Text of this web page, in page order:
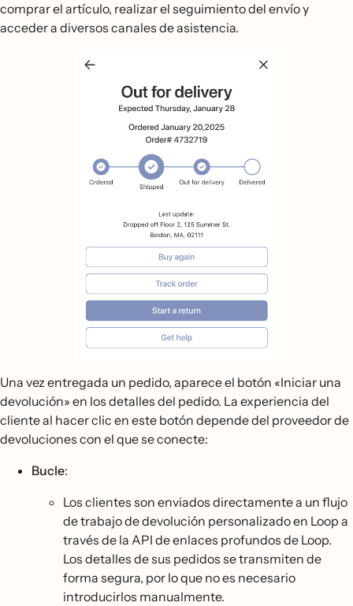
comprar el artículo, realizar el seguimiento del envío y
acceder a diversos canales de asistencia.
Una vez entregada un pedido, aparece el botón «Iniciar una
devolución» en los detalles del pedido. La experiencia del
cliente al hacer clic en este botón depende del proveedor de
devoluciones con el que se conecte:
Bucle:
Los clientes son enviados directamente a un flujo
de trabajo de devolución personalizado en Loop a
través de la API de enlaces profundos de Loop.
Los detalles de sus pedidos se transmiten de
forma segura, por lo que no es necesario
introducirlos manualmente.